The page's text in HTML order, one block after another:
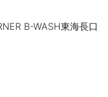
B-WASH東海長口